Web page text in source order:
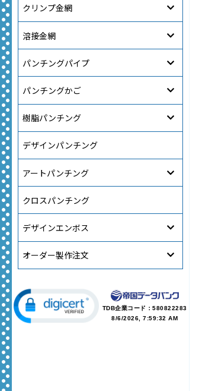
クリンプ金網
溶接金網
パンチングパイプ
パンチングかご
樹脂パンチング
デザインパンチング
アートパンチング
クロスパンチング
デザインエンボス
オーダー製作注文
TDB企業コード：580822283
8/6/2026, 7:59:32 AM